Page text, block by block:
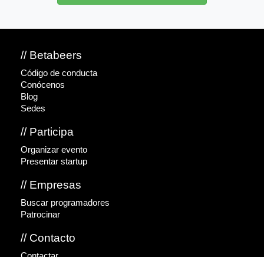
// Betabeers
Código de conducta
Conócenos
Blog
Sedes
// Participa
Organizar evento
Presentar startup
// Empresas
Buscar programadores
Patrocinar
// Contacto